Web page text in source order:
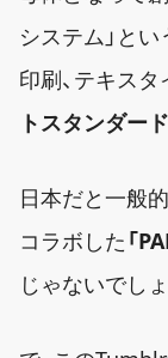
システム」と
印刷、テキス
トスタンダード
日本だと一般
コラボした 「
じゃないでしょ